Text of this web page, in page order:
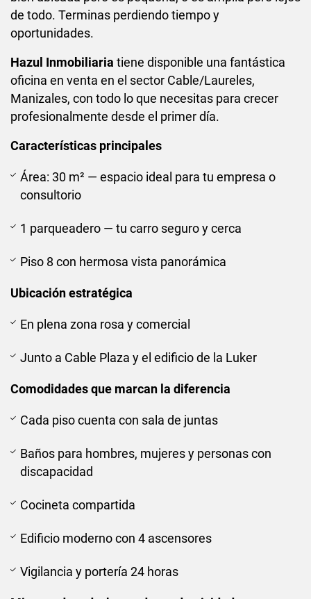
de todo. Terminas perdiendo tiempo y
oportunidades.
Hazul Inmobiliaria tiene disponible una fantástica
oficina en venta en el sector Cable/Laureles,
Manizales, con todo lo que necesitas para crecer
profesionalmente desde el primer día.
Características principales
Área: 30 m² — espacio ideal para tu empresa o
consultorio
1 parqueadero — tu carro seguro y cerca
Piso 8 con hermosa vista panorámica
Ubicación estratégica
En plena zona rosa y comercial
Junto a Cable Plaza y el edificio de la Luker
Comodidades que marcan la diferencia
Cada piso cuenta con sala de juntas
Baños para hombres, mujeres y personas con
discapacidad
Cocineta compartida
Edificio moderno con 4 ascensores
Vigilancia y portería 24 horas